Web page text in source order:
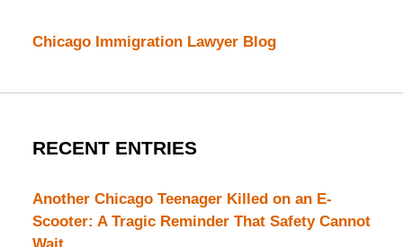
Chicago Immigration Lawyer Blog
RECENT ENTRIES
Another Chicago Teenager Killed on an E-
Scooter: A Tragic Reminder That Safety Cannot